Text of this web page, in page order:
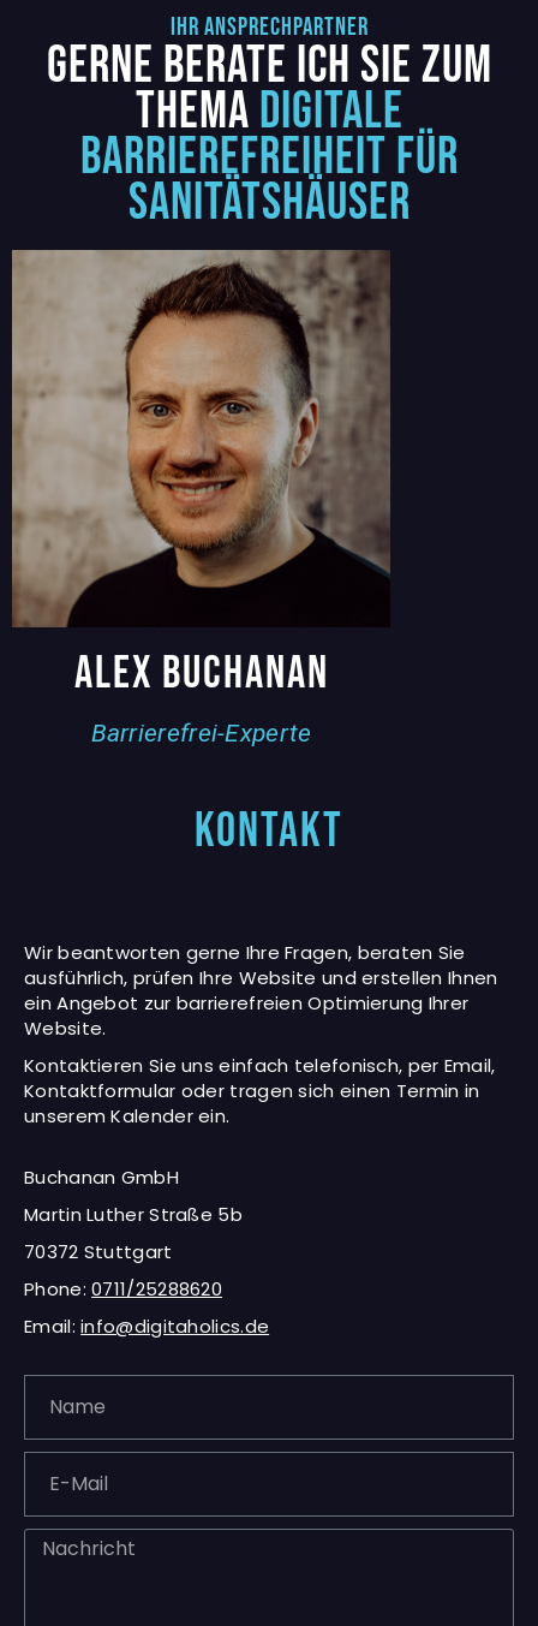
Ihr Ansprechpartner
GERNE BERATE ICH SIE ZUM
THEMADIGITALE
BARRIEREFREIHEIT FÜR
SANITÄTSHÄUSER
Alex Buchanan
Barrierefrei-Experte
KONTAKT
Wir beantworten gerne Ihre Fragen, beraten Sie
ausführlich, prüfen Ihre Website und erstellen Ihnen
ein Angebot zur barrierefreien Optimierung Ihrer
Website.
Kontaktieren Sie uns einfach telefonisch, per Email,
Kontaktformular oder tragen sich einen Termin in
unserem Kalender ein.
Buchanan GmbH
Martin Luther Straße 5b
70372 Stuttgart
Phone:0711/25288620
Email:info@digitaholics.de